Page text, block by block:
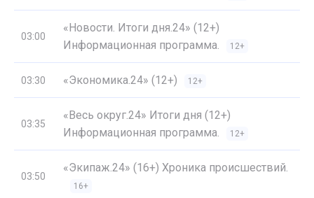
03:00
«Новости. Итоги дня.24» (12+)
Информационная программа.
12+
03:30 «Экономика.24» (12+) 12+
03:35
«Весь округ.24» Итоги дня (12+)
Информационная программа.
12+
03:50
«Экипаж.24» (16+) Хроника происшествий.
16+